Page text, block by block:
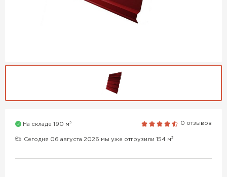
На складе 190 м3 0 отзывов
Сегодня 06 августа 2026 мы уже отгрузили 154 м3